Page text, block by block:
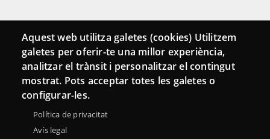
Connecta
Bustia de contacte
Butlletins
Aquest web utilitza galetes (cookies) Utilitzem
galetes per oferir-te una millor experiència,
analitzar el trànsit i personalitzar el contingut
mostrat. Pots acceptar totes les galetes o
configurar-les.
Política de privacitat
Avís legal